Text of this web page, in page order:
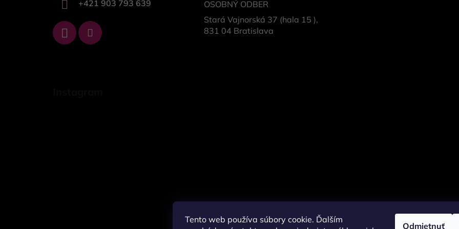
Tento web používa súbory cookie. Ďalším
Odmietnuť
+421 903 793 639
OSOBNÝ ODBER
Stará Vajnorská 37 (hala 15 ),
831 04 Bratislava